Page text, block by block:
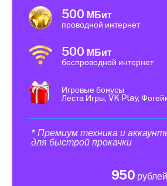
500 МБит
проводной интернет
500 МБит
беспроводной интернет
Игровые бонусы
Леста Игры, VK Play,
* Премиум техника и
для быстрой прокачки
950